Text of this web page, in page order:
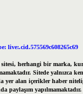
live:.cid.575569c608265c69
herhangi bir marka,
Sitede yalnızca
yer alan içerikler haber
paylaşım